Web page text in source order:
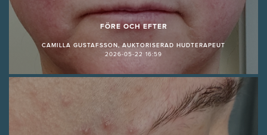
FÖRE OCH EFTER
CAMILLA GUSTAFSSON, AUKTORISERAD HUDTERAPEUT
2026-05-22 16:59